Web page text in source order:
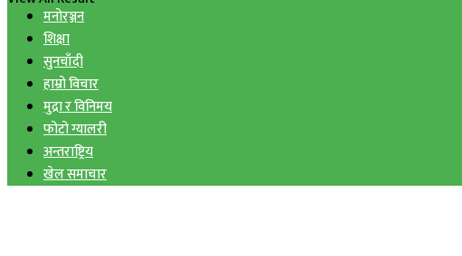
मनोरञ्जन
शिक्षा
सुनचाँदी
हाम्रो विचार
मुद्रा र विनिमय
फोटो ग्यालरी
अन्तराष्ट्रिय
खेल समाचार